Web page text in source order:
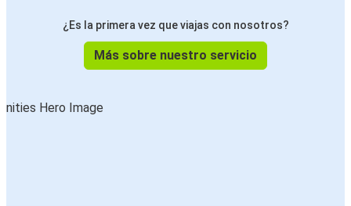
¿Es la primera vez que viajas con nosotros?
Más sobre nuestro servicio